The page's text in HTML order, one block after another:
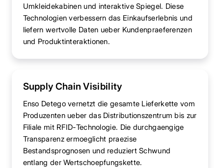
Umkleidekabinen und interaktive Spiegel. Diese
Technologien verbessern das Einkaufserlebnis und
liefern wertvolle Daten ueber Kundenpraeferenzen
und Produktinteraktionen.
Supply Chain Visibility
Enso Detego vernetzt die gesamte Lieferkette vom
Produzenten ueber das Distributionszentrum bis zur
Filiale mit RFID-Technologie. Die durchgaengige
Transparenz ermoeglicht praezise
Bestandsprognosen und reduziert Schwund
entlang der Wertschoepfungskette.